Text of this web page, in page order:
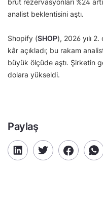
brüt rezervasyonları %24
analist beklentisini aştı.
Shopify (SHOP), 2026 yılı
kâr açıkladı; bu rakam
büyük ölçüde aştı. Şirketin
dolara yükseldi.
Paylaş